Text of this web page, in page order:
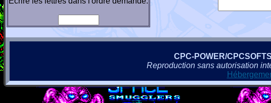
CPC-POWER/CPCSOFTS
Reproduction sans autorisation